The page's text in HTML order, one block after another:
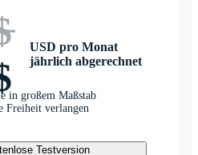
USD pro Monat
jährlich abgerechnet
in großem Maßstab
Freiheit verlangen
Testversion